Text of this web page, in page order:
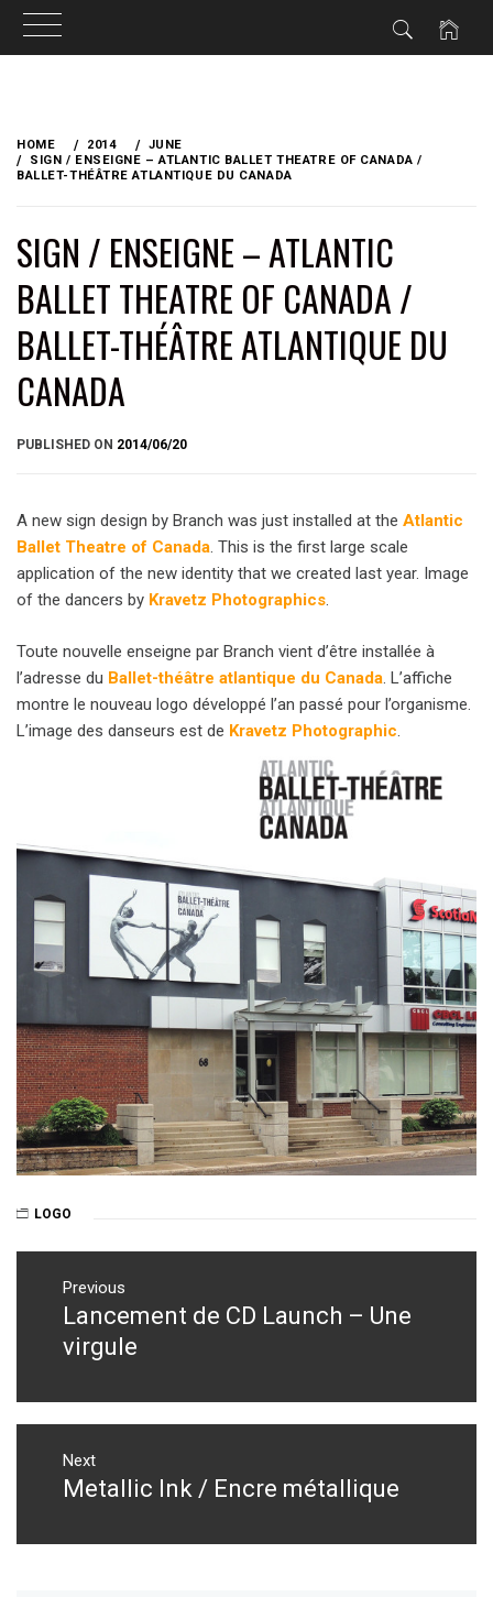
content
HOME 2014
JUNE
SIGN / ENSEIGNE – ATLANTIC BALLET THEATRE OF CANADA /
BALLET-THÉÂTRE ATLANTIQUE DU CANADA
SIGN / ENSEIGNE – ATLANTIC
BALLET THEATRE OF CANADA /
BALLET-THÉÂTRE ATLANTIQUE DU
CANADA
PUBLISHED ON 2014/06/20
A new sign design by Branch was just installed at the Atlantic
Ballet Theatre of Canada. This is the first large scale
application of the new identity that we created last year. Image
of the dancers by Kravetz Photographics.
Toute nouvelle enseigne par Branch vient d’être installée à
l’adresse du Ballet-théâtre atlantique du Canada . L’affiche
montre le nouveau logo développé l’an passé pour l’organisme.
L’image des danseurs est de Kravetz Photographic
LOGO
Post
navigation
Previous
Previous
post:
Lancement de CD Launch – Une
virgule
Next
Next
Metallic Ink / Encre métallique